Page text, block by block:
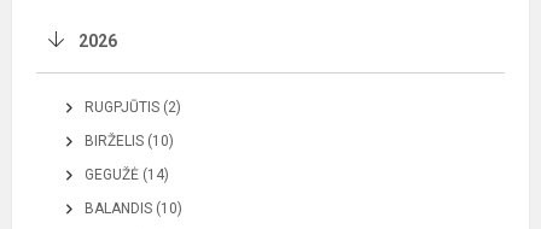
2026
RUGPJŪTIS (2)
BIRŽELIS (10)
GEGUŽĖ (14)
BALANDIS (10)